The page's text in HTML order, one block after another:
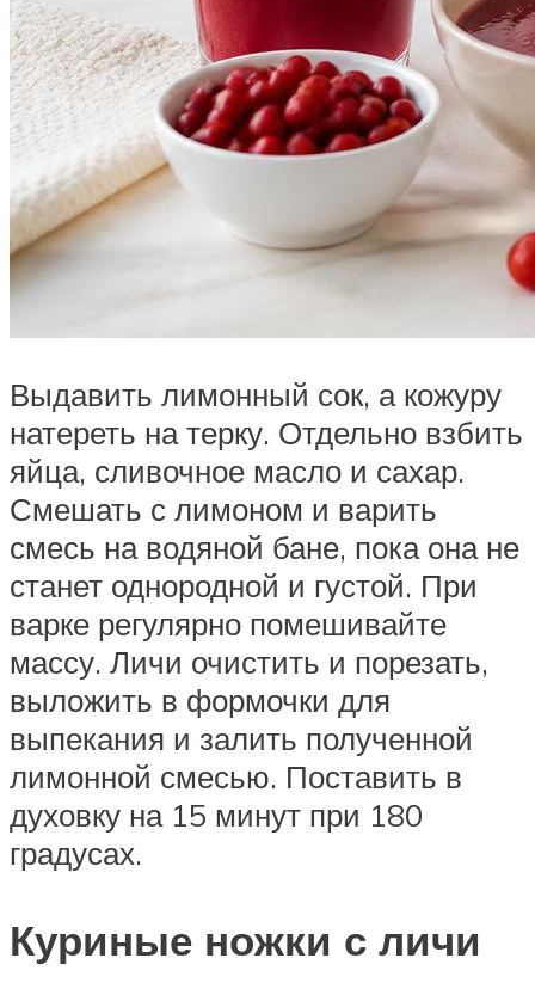
Выдавить лимонный сок, а кожуру
натереть на терку. Отдельно взбить
яйца, сливочное масло и сахар.
Смешать с лимоном и варить
смесь на водяной бане, пока она не
станет однородной и густой. При
варке регулярно помешивайте
массу. Личи очистить и порезать,
выложить в формочки для
выпекания и залить полученной
лимонной смесью. Поставить в
духовку на 15 минут при 180
градусах.
Куриные ножки с личи